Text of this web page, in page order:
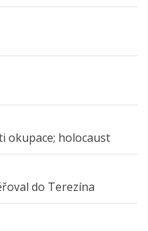
okupace; holocaust
do Terezína